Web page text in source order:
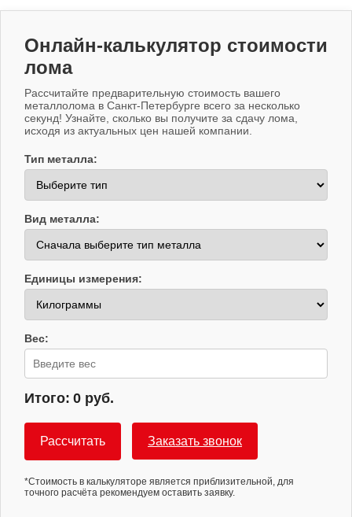
Онлайн-калькулятор стоимости
лома
Рассчитайте предварительную стоимость вашего
металлолома в Санкт-Петербурге всего за несколько
секунд! Узнайте, сколько вы получите за сдачу лома,
исходя из актуальных цен нашей компании.
Тип металла:
Вид металла:
Единицы измерения:
Вес:
Итого: 0 руб.
Рассчитать Заказать звонок
*Стоимость в калькуляторе является приблизительной, для
точного расчёта рекомендуем оставить заявку.